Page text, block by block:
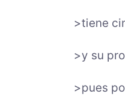
>tiene
>y su
>pues